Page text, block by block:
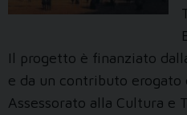
Il progetto è finanziato
e da un contributo erogato
Assessorato alla Cultura e